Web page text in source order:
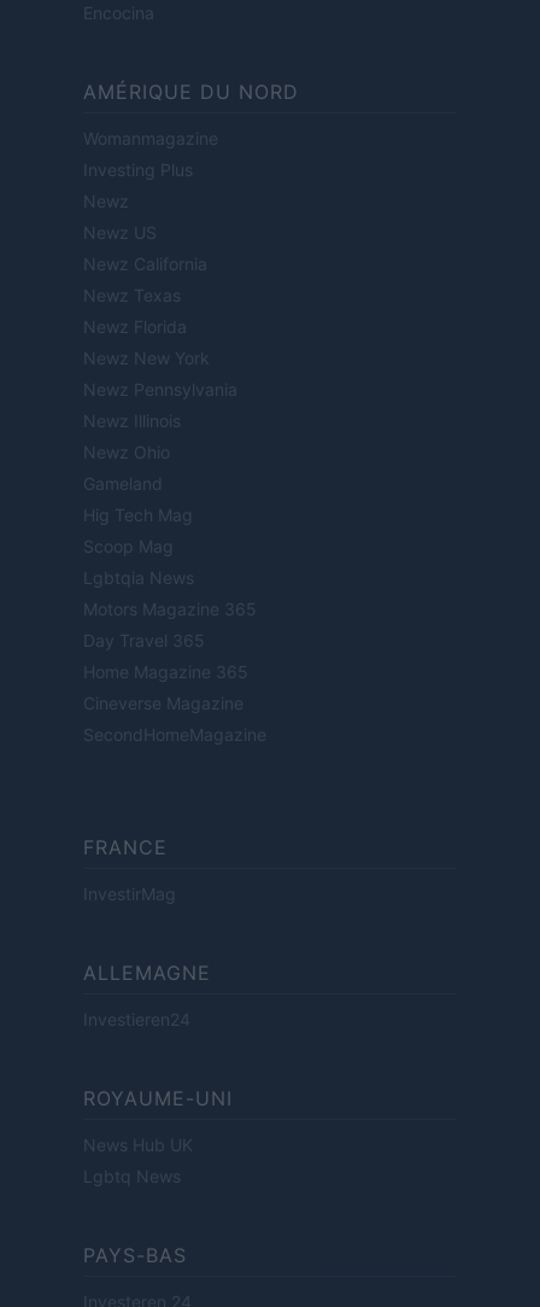
Encocina
AMÉRIQUE DU NORD
Womanmagazine
Investing Plus
Newz
Newz US
Newz California
Newz Texas
Newz Florida
Newz New York
Newz Pennsylvania
Newz Illinois
Newz Ohio
Gameland
Hig Tech Mag
Scoop Mag
Lgbtqia News
Motors Magazine 365
Day Travel 365
Home Magazine 365
Cineverse Magazine
SecondHomeMagazine
FRANCE
InvestirMag
ALLEMAGNE
Investieren24
ROYAUME-UNI
News Hub UK
Lgbtq News
PAYS-BAS
Investeren 24